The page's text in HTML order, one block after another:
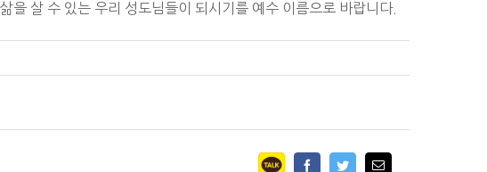
을 살 수 있는 우리 성도님들이 되시기를 예수 이름으로 바랍니다.
FacebookTwitterEmail